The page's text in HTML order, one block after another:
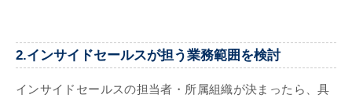
2.インサイドセールスが担う業務範囲を検討
インサイドセールスの担当者・所属組織が決まったら、具